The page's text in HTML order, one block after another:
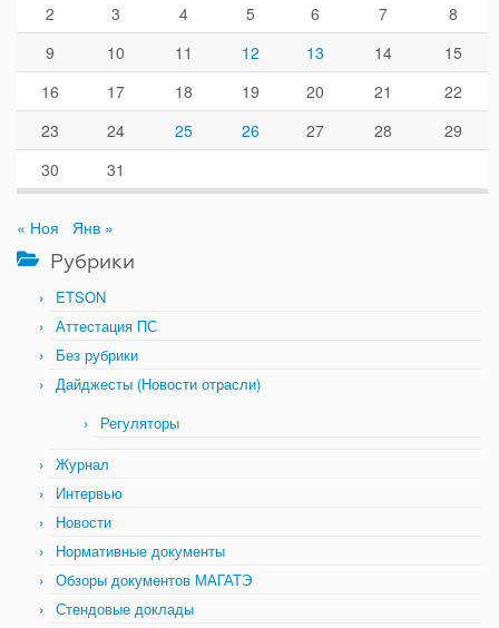
2
3 4 5 6 7
8
9
10 11 12 13 14
15
16
17 18 19 20 21
22
23
24 25 26 27 28
29
30
31
« Ноя Янв »
Рубрики
ETSON
Аттестация ПС
Без рубрики
Дайджесты (Новости отрасли)
Регуляторы
Журнал
Интервью
Новости
Нормативные документы
Обзоры документов МАГАТЭ
Стендовые доклады